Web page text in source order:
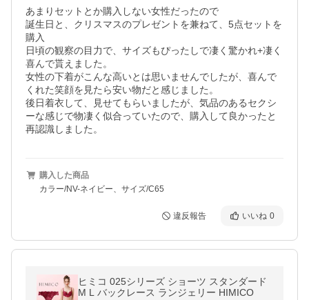
あまりセットとか購入しない女性だったので
誕生日と、クリスマスのプレゼントを兼ねて、5点セットを
購入
日頃の観察の目力で、サイズもぴったしで凄く驚かれ+凄く
喜んで貰えました。
女性の下着がこんな高いとは思いませんでしたが、喜んで
くれた笑顔を見たら安い物だと感じました。
後日着衣して、見せてもらいましたが、気品のあるセクシ
ーな感じで物凄く似合っていたので、購入して良かったと
再認識しました。
購入した商品
カラー/NV-ネイビー、サイズ/C65
違反報告 いいね 0
ヒミコ 025シリーズ ショーツ スタンダード
M L バックレース ランジェリー HIMICO